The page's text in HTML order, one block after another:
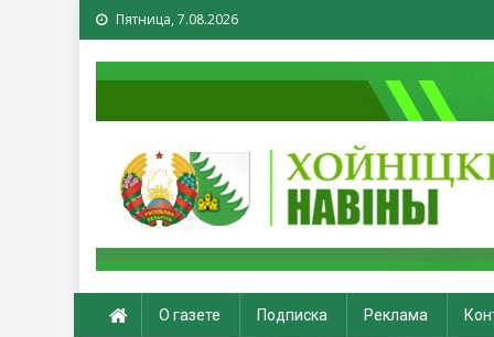
Пятница, 7.08.2026
Хойники. Хойнiцкiя
О газете Подписка Реклама